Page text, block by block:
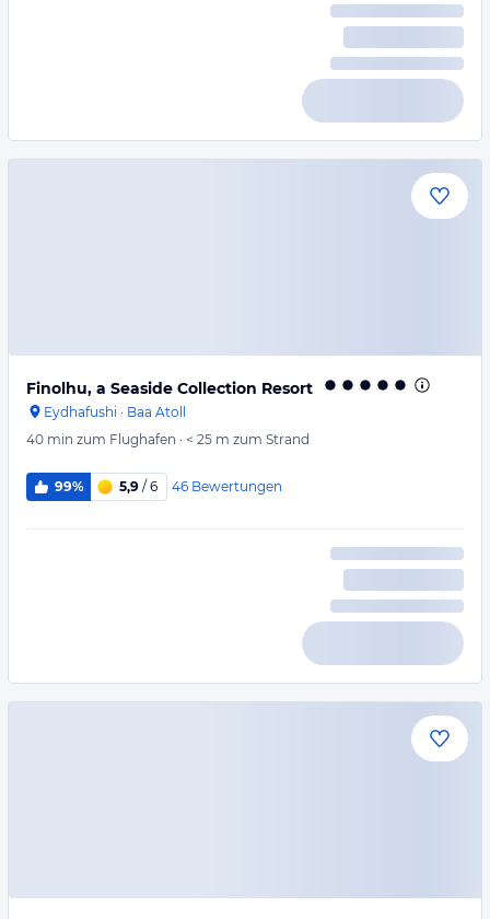
Finolhu, a Seaside Collection Resort
Eydhafushi · Baa Atoll
40 min zum Flughafen · < 25 m zum Strand
99% 5,9 / 6 46 Bewertungen